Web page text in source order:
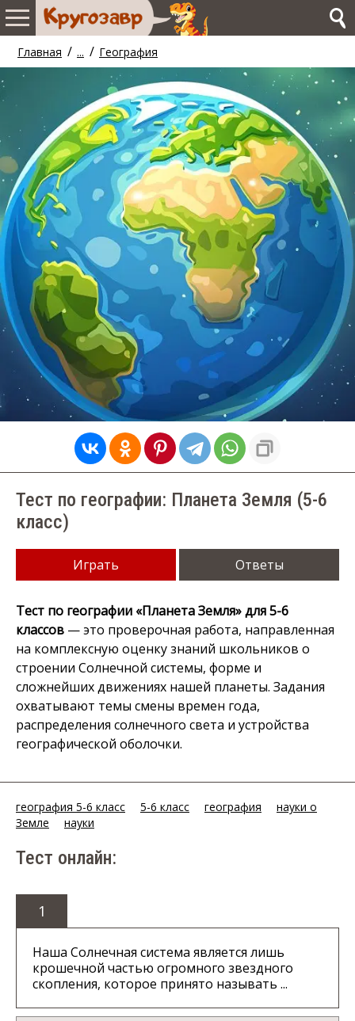
Главная / ... / География
Тест по географии: Планета Земля (5-6
класс)
Играть Ответы
Тест по географии «Планета Земля» для 5-6
классов — это проверочная работа, направленная
на комплексную оценку знаний школьников о
строении Солнечной системы, форме и
сложнейших движениях нашей планеты. Задания
охватывают темы смены времен года,
распределения солнечного света и устройства
географической оболочки.
география 5-6 класс 5-6 класс география
науки о
Земле
науки
Тест онлайн:
1
Наша Солнечная система является лишь
крошечной частью огромного звездного
скопления, которое принято называть ...